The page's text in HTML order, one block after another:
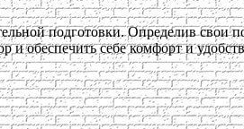
подготовки. Определив свои
обеспечить себе комфорт и